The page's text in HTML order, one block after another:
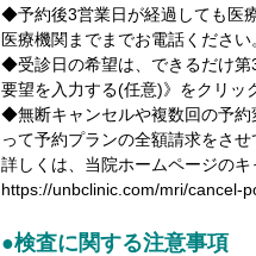
◆予約後3営業日が経過しても医
医療機関までまでお電話ください
◆受診日の希望は、できるだけ第
要望を入力する(任意)》をクリッ
◆無断キャンセルや複数回の予約
って予約プランの全額請求をさ
詳しくは、当院ホームページの
https://unbclinic.com/mri/cancel-
●検査に関する注意事項